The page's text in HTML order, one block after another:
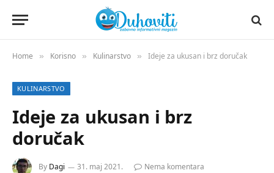
Home » Korisno » Kulinarstvo » Ideje za ukusan i brz doručak
KULINARSTVO
Ideje za ukusan i brz
doručak
By Dagi 31. maj 2021.
Nema komentara